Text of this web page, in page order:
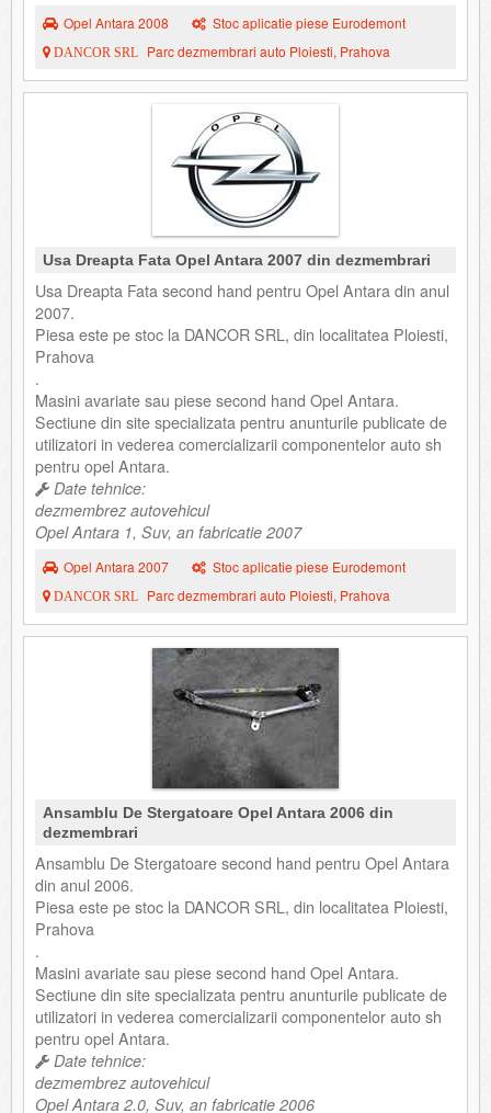
Opel Antara 2008 Stoc aplicatie piese Eurodemont
DANCOR SRL Parc dezmembrari auto Ploiesti, Prahova
Usa Dreapta Fata Opel Antara 2007 din dezmembrari
Usa Dreapta Fata second hand pentru Opel Antara din anul
2007.
Piesa este pe stoc la DANCOR SRL, din localitatea Ploiesti,
Prahova
.
Masini avariate sau piese second hand Opel Antara.
Sectiune din site specializata pentru anunturile publicate de
utilizatori in vederea comercializarii componentelor auto sh
pentru opel Antara.
Date tehnice:
dezmembrez autovehicul
Opel Antara 1, Suv, an fabricatie 2007
Opel Antara 2007 Stoc aplicatie piese Eurodemont
DANCOR SRL Parc dezmembrari auto Ploiesti, Prahova
Ansamblu De Stergatoare Opel Antara 2006 din
dezmembrari
Ansamblu De Stergatoare second hand pentru Opel Antara
din anul 2006.
Piesa este pe stoc la DANCOR SRL, din localitatea Ploiesti,
Prahova
.
Masini avariate sau piese second hand Opel Antara.
Sectiune din site specializata pentru anunturile publicate de
utilizatori in vederea comercializarii componentelor auto sh
pentru opel Antara.
Date tehnice:
dezmembrez autovehicul
Opel Antara 2.0, Suv, an fabricatie 2006